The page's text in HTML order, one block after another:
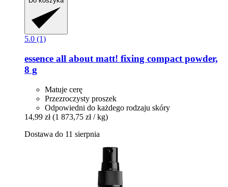
5.0 (1)
essence all about matt! fixing compact powder,
8 g
Matuje cerę
Przezroczysty proszek
Odpowiedni do każdego rodzaju skóry
14,99 zł (1 873,75 zł / kg)
Dostawa do 11 sierpnia